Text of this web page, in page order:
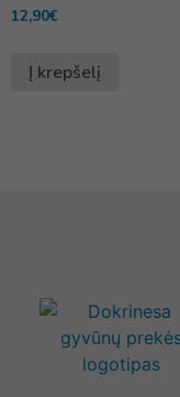
12,90€
Į krepšelį